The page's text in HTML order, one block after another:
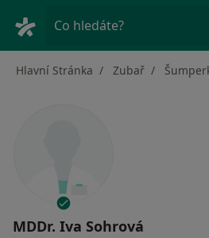
Co hledáte?
Hlavní Stránka Zubař
MDDr. Iva Sohrová